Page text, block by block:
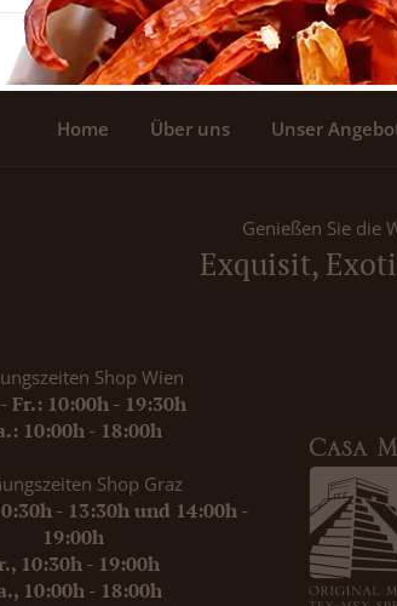
Home Über uns Unser
Genießen Sie die
Exquisit,
Shop Wien
Fr.: 10:00h - 19:30h
10:00h - 18:00h
Shop Graz
- 13:30h und 14:00h -
19:00h
10:30h - 19:00h
10:00h - 18:00h